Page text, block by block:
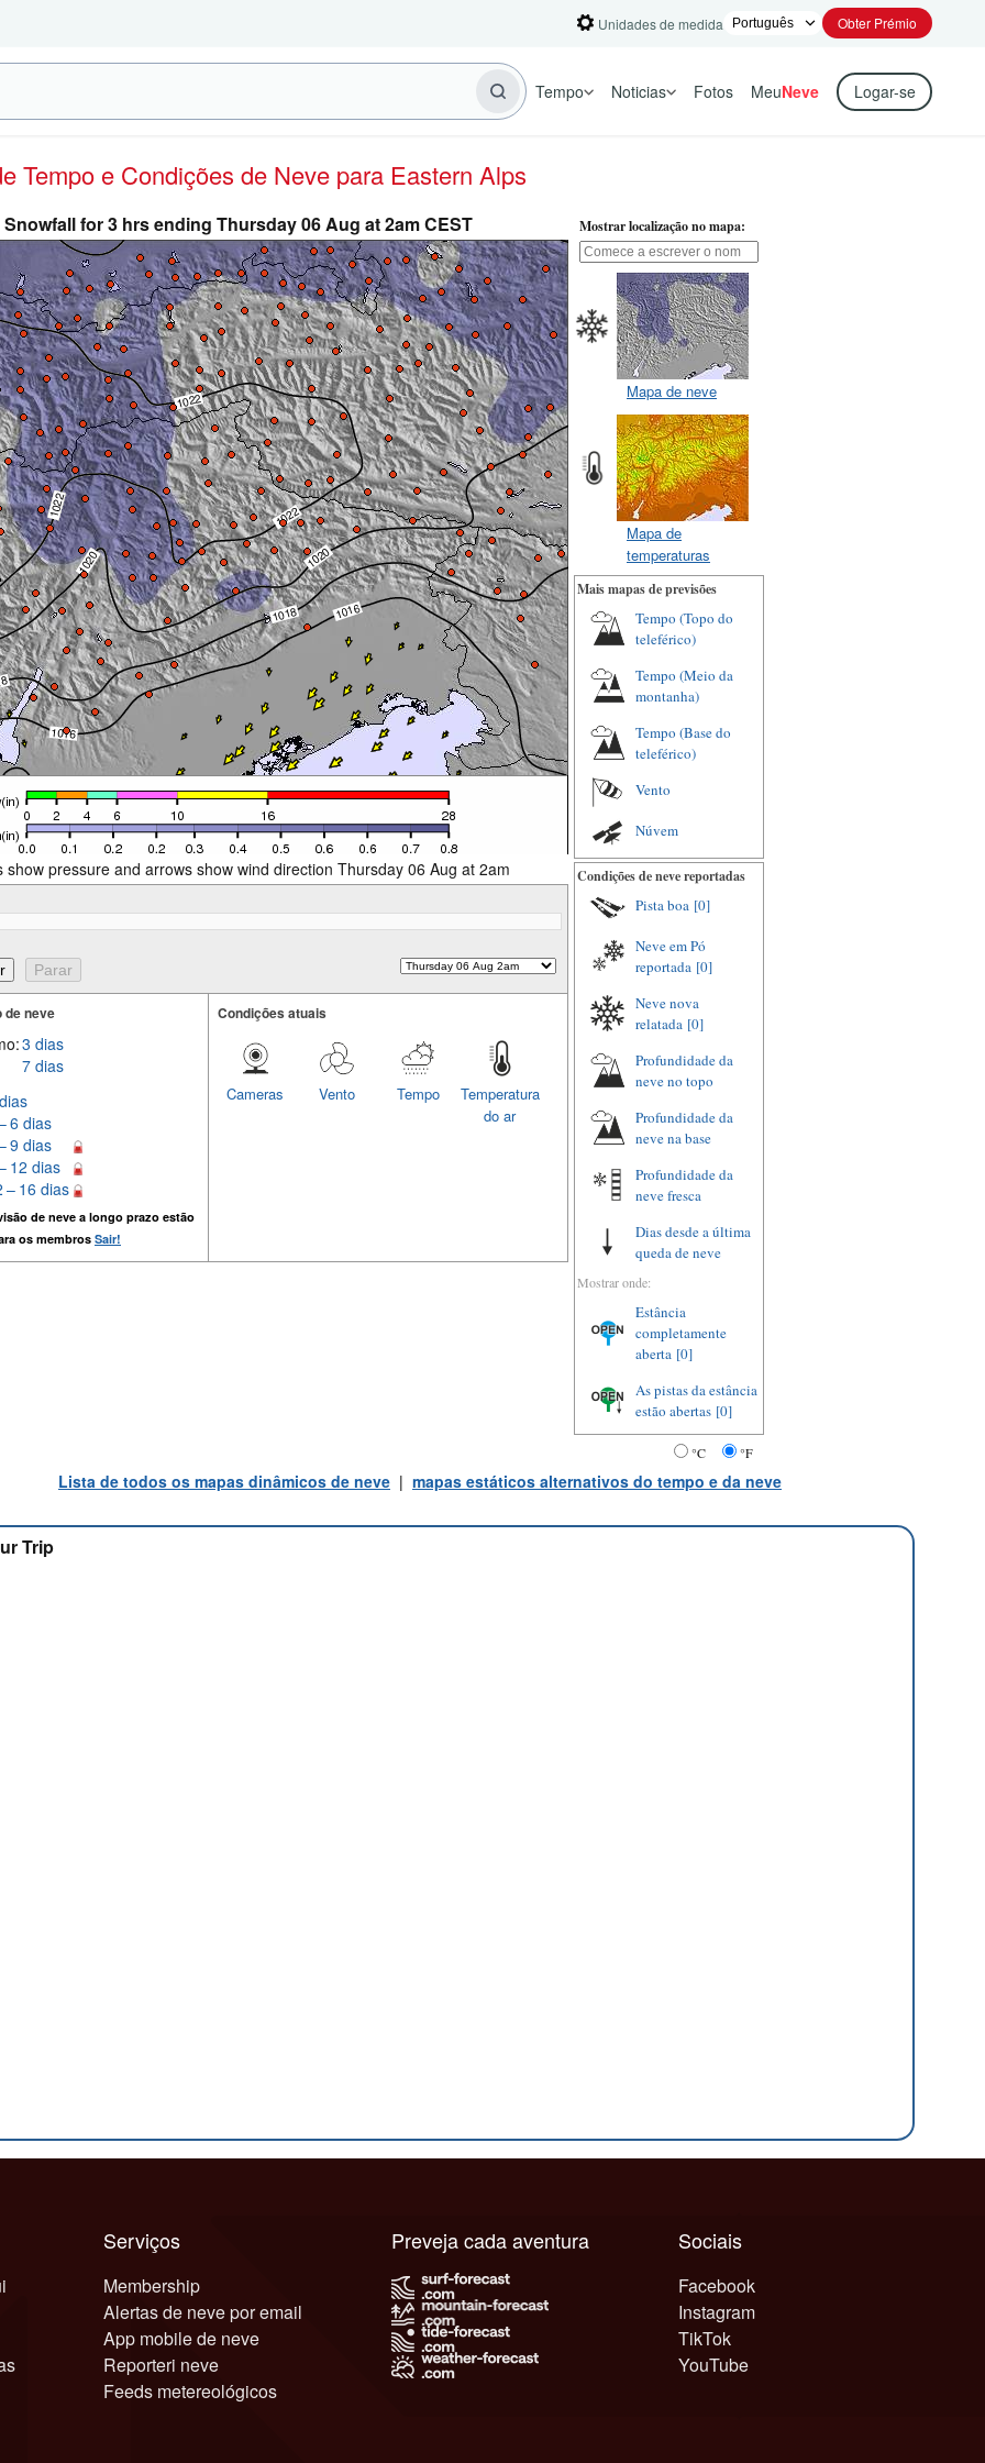
Unidades de medida Obter Prémio
Tempo Noticias Fotos MeuNeve Logar-se
Tempo e Condições de Neve para Eastern Alps
Snowfall for 3 hrs ending Thursday 06 Aug at 2am CEST
show pressure and arrows show wind direction Thursday 06 Aug at 2am
de neve
3 dias
7 dias
6 dias
9 dias
12 dias
– 16 dias
de neve a longo prazo estão
os membros Sair!
Condições atuais
Temperatura
do ar
Tempo
Vento
Cameras
Mostrar localização no mapa:
Mapa de neve
Mapa de
temperaturas
Mais mapas de previsões
Tempo (Topo do
teleférico)
Tempo (Meio da
montanha)
Tempo (Base do
teleférico)
Vento
Núvem
Condições de neve reportadas
Pista boa [0]
Neve em Pó
reportada [0]
Neve nova
relatada [0]
Profundidade da
neve no topo
Profundidade da
neve na base
Profundidade da
neve fresca
Dias desde a última
queda de neve
Mostrar onde:
Estância
completamente
aberta [0]
As pistas da estância
estão abertas [0]
°C °F
Lista de todos os mapas dinâmicos de neve | mapas estáticos alternativos do tempo e da neve
Trip
Serviços
Membership
Alertas de neve por email
App mobile de neve
Reporteri neve
Feeds metereológicos
Sociais
Facebook
Instagram
TikTok
YouTube
Preveja cada aventura